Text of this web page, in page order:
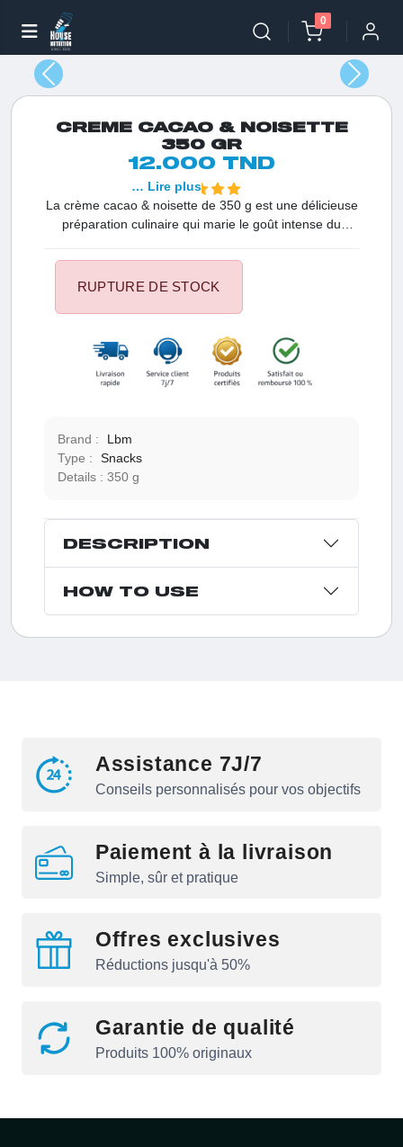
0
CREME CACAO & NOISETTE
350 GR
12.000 TND
La crème cacao & noisette de 350 g est une délicieuse
préparation culinaire qui marie le goût intense du
tartiner est conçue pour satisfaire les amateurs de
saveurs chocolatées et de fruits à coque. Elle peut être
comme ingrédient dans diverses recettes sucrées.
… Lire plus
RUPTURE DE STOCK
Brand :
Lbm
Type :
Snacks
Details :
350 g
DESCRIPTION
HOW TO USE
Assistance 7J/7
Conseils personnalisés pour vos objectifs
Paiement à la livraison
Simple, sûr et pratique
Offres exclusives
Réductions jusqu'à 50%
Garantie de qualité
Produits 100% originaux